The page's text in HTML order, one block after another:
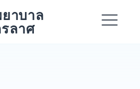
าบาล
ลาศ